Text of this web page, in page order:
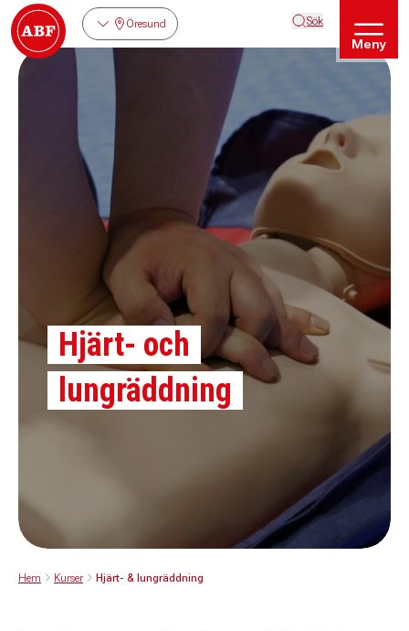
Öresund Sök
Meny
Hjärt- och
lungräddning
Hem Kurser Hjärt- & lungräddning